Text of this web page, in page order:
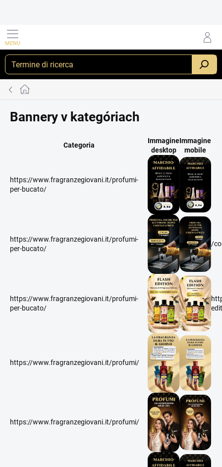
RICERCA
Casa
Bannery v kategóriach
Categoria
Immagine
desktop
Immagine
mobile
https://www.fragranzegiovani.it/profumi-
per-bucato/
https://www.fragranzegiovani.it/profumi-
per-bucato/
/
https://www.fragranzegiovani.it/profumi-
per-bucato/
https://www.fragranzegiovani.it/profumi/
https://www.fragranzegiovani.it/profumi/